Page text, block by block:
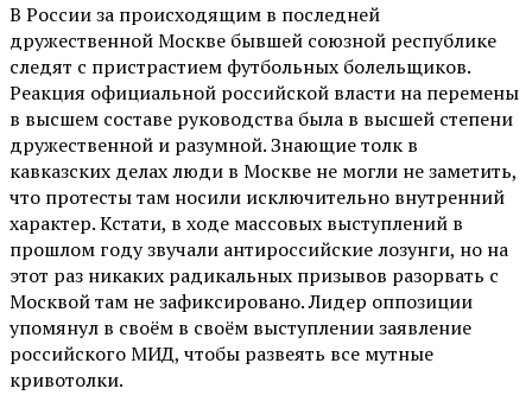
В России за происходящим в последней
дружественной Москве бывшей союзной республике
следят с пристрастием футбольных болельщиков.
Реакция официальной российской власти на перемены
в высшем составе руководства была в высшей степени
дружественной и разумной. Знающие толк в
кавказских делах люди в Москве не могли не заметить,
что протесты там носили исключительно внутренний
характер. Кстати, в ходе массовых выступлений в
прошлом году звучали антироссийские лозунги, но на
этот раз никаких радикальных призывов разорвать с
Москвой там не зафиксировано. Лидер оппозиции
упомянул в своём в своём выступлении заявление
российского МИД, чтобы развеять все мутные
кривотолки.